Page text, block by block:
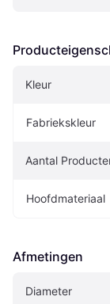
Kleur
Fabriekskleur
Aantal
Hoofdmateriaal
Afmetingen
Diameter